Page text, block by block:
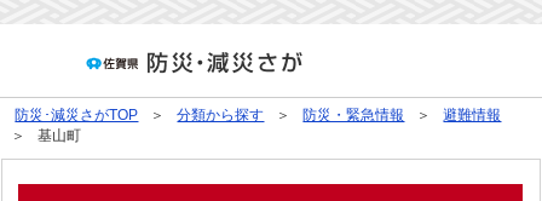
防災･減災さがTOP 分類から探す 防災・緊急情報
避難情報
基山町